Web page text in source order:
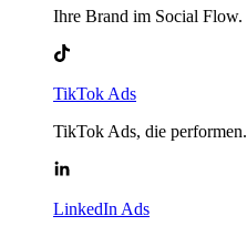
Ihre Brand im Social Flow.
TikTok Ads
TikTok Ads, die performen.
LinkedIn Ads